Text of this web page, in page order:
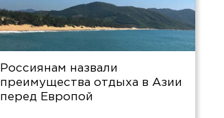
Россиянам назвали
преимущества отдыха в Азии
перед Европой